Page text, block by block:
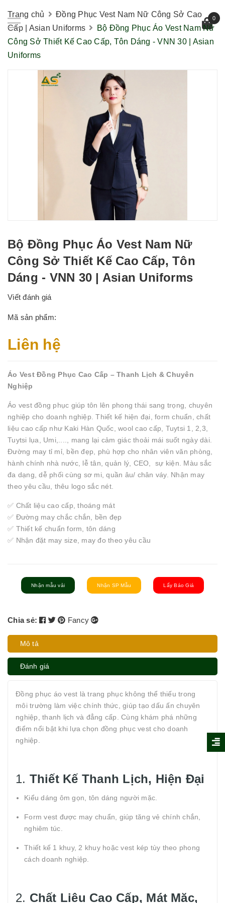
0
Trang chủ
Đồng Phục Vest Nam Nữ Công Sở Cao
Cấp | Asian Uniforms
Bộ Đồng Phục Áo Vest Nam Nữ
Công Sở Thiết Kế Cao Cấp, Tôn Dáng - VNN 30 | Asian
Uniforms
Bộ Đồng Phục Áo Vest Nam Nữ
Công Sở Thiết Kế Cao Cấp, Tôn
Dáng - VNN 30 | Asian Uniforms
Viết đánh giá
Mã sản phẩm:
Liên hệ
Áo Vest Đồng Phục Cao Cấp – Thanh Lịch & Chuyên
Nghiệp
Áo vest đồng phục giúp tôn lên phong thái sang trọng, chuyên
nghiệp cho doanh nghiệp. Thiết kế hiện đại, form chuẩn, chất
liệu cao cấp như Kaki Hàn Quốc, wool cao cấp, Tuytsi 1, 2,3,
Tuytsi lụa, Umi,...., mang lại cảm giác thoải mái suốt ngày dài.
Đường may tỉ mỉ, bền đẹp, phù hợp cho nhân viên văn phòng,
hành chính nhà nước, lễ tân, quản lý, CEO, sự kiện. Màu sắc
đa dạng, dễ phối cùng sơ mi, quần âu/ chân váy. Nhận may
theo yêu cầu, thêu logo sắc nét.
✅ Chất liệu cao cấp, thoáng mát
✅ Đường may chắc chắn, bền đẹp
✅ Thiết kế chuẩn form, tôn dáng
✅ Nhận đặt may size, may đo theo yêu cầu
Nhận mẫu vải Nhận SP Mẫu Lấy Báo Giá
Chia sẻ: Fancy
Mô tả
Đánh giá
Đồng phục áo vest là trang phục không thể thiếu trong
môi trường làm việc chính thức, giúp tạo dấu ấn chuyên
nghiệp, thanh lịch và đẳng cấp. Cùng khám phá những
điểm nổi bật khi lựa chọn đồng phục vest cho doanh
nghiệp.
1. Thiết Kế Thanh Lịch, Hiện Đại
Kiểu dáng ôm gọn, tôn dáng người mặc.
Form vest được may chuẩn, giúp tăng vẻ chính chắn,
nghiêm túc.
Thiết kế 1 khuy, 2 khuy hoặc vest kép tùy theo phong
cách doanh nghiệp.
2. Chất Liệu Cao Cấp, Mát Mặc,